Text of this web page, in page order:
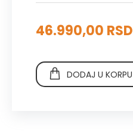
46.990,00 RSD
DODAJ U KORPU